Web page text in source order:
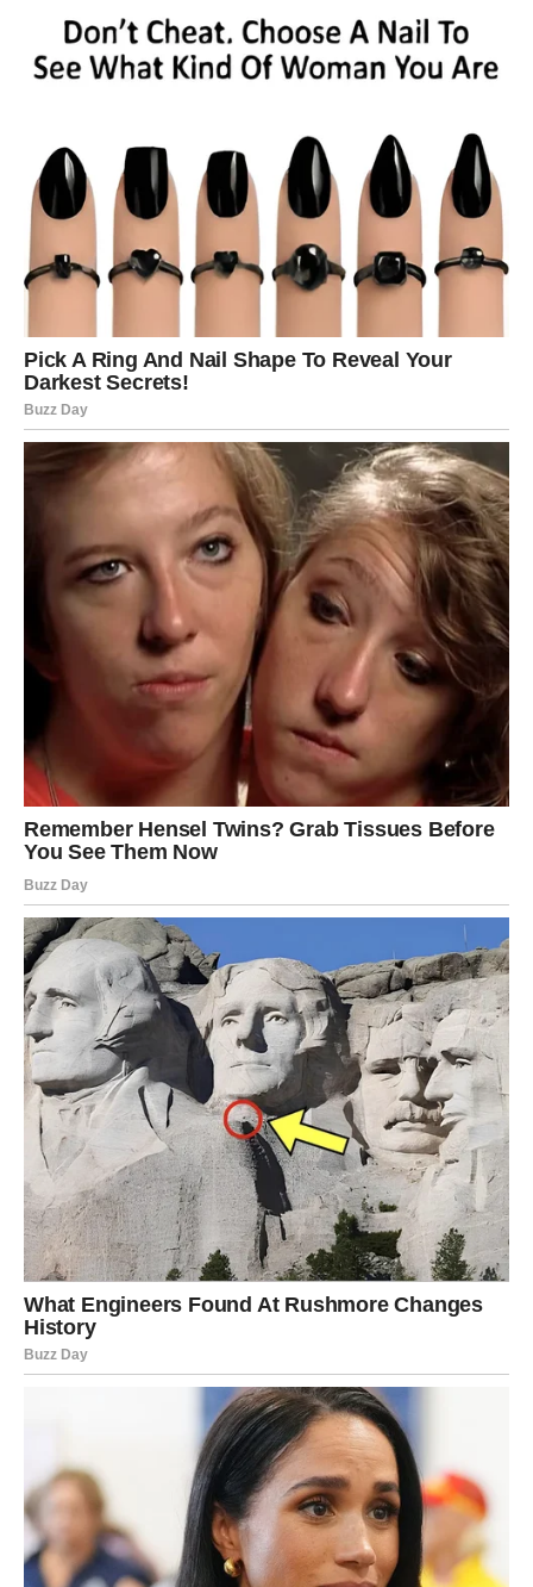
Škorpijama sledi:
stabilizacija finansija,
neočekivana pomoć,
prilika da zarade više nego ikada ranije.
nedelja osetiti ogromnu razliku.
Neko ko je ranije sumnjao u njih sada će želeti da bude
deo njihovog života i uspeha. Škorpije će konačno moći
da kažu da im se trud isplatio.
Biće ovo period kada će sebi moći da priušte luksuz,
putovanja, renoviranje doma ili čak kupovinu nečega o
čemu su dugo sanjali.
JARAC – POSLE SUZA STIŽE
PRAVO BOGATSTVO!
Ako postoji znak koji je zaslužio ovakav period, onda je to
Jarac. Ljudi rođeni u ovom znaku često nose najveći
teret, rade više od svih i retko se žale. Upravo zato
univerzum sada odlučuje da ih nagradi na spektakularan
način!
Jarčevi će imati osećaj kao da ih je sreća konačno
pogledala. Poslovne prilike će dolaziti jedna za drugom, a
novac će početi da stiže mnogo lakše nego ranije.
promeniti posao na bolje,
dobiti veću poziciju,
pokrenuti dodatni izvor prihoda,